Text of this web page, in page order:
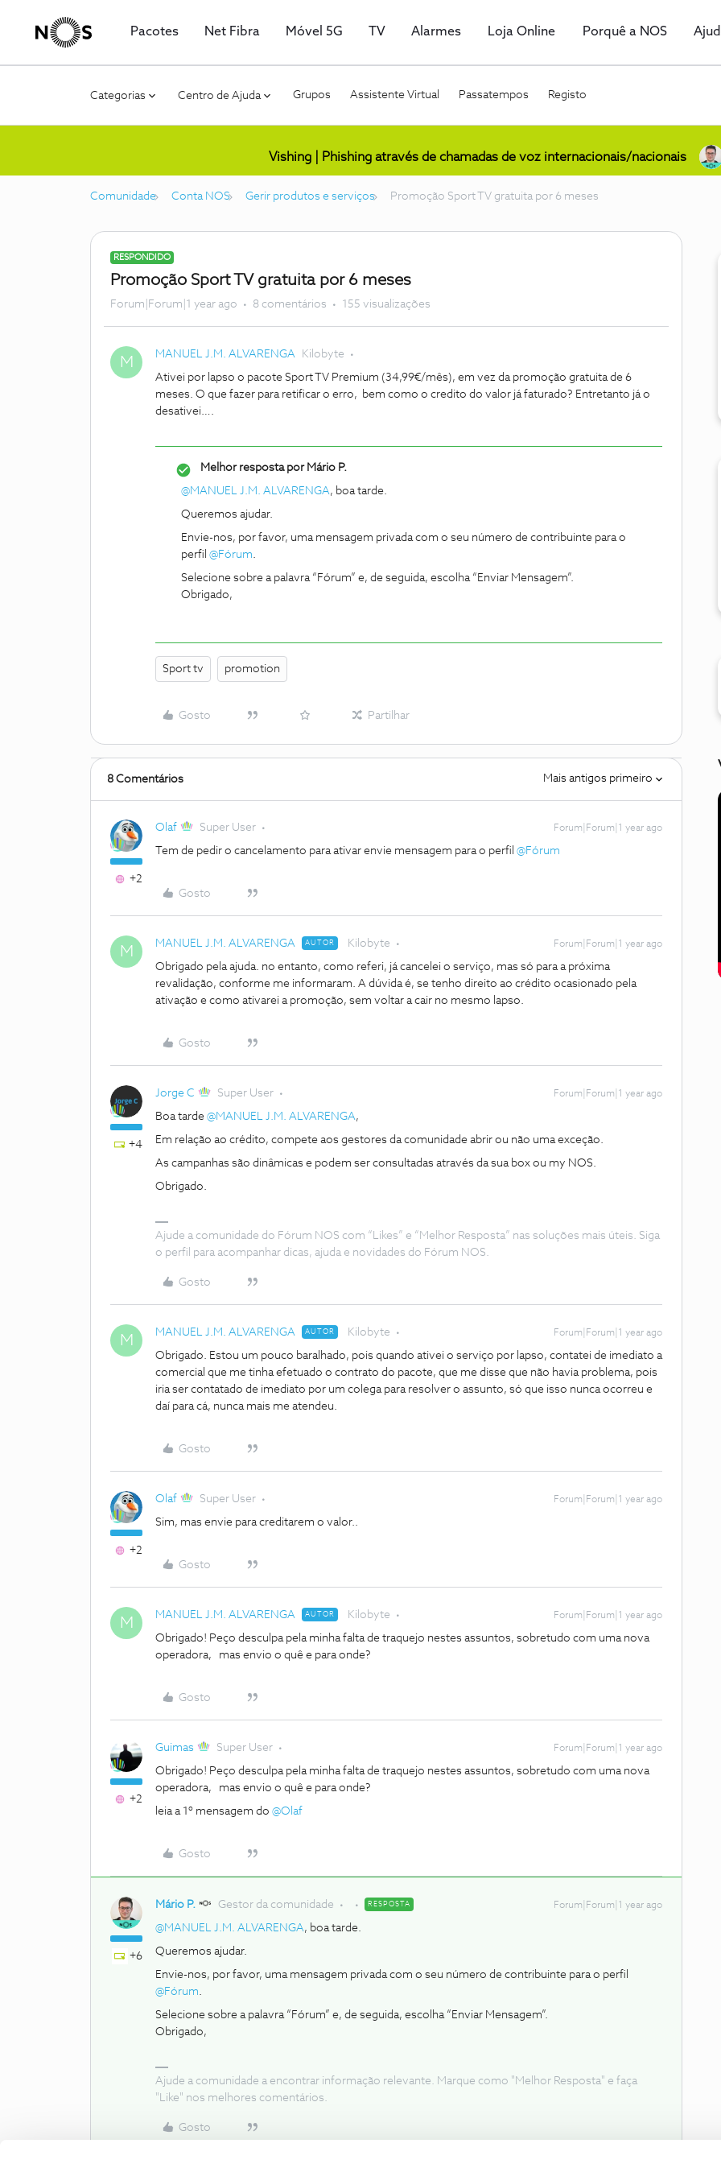
Pacotes Net Fibra Móvel 5G TV Alarmes Loja Online Porquê a NOS
Categorias Centro de Ajuda Grupos Assistente Virtual Passatempos Registo
Vishing | Phishing através de chamadas de voz internacionais/nacionais
Comunidade Conta NOS Gerir produtos e serviços Promoção Sport TV gratuita por 6 meses
RESPONDIDO
Promoção Sport TV gratuita por 6 meses
Forum|Forum|1 year ago 8 comentários 155 visualizações
M MANUEL J.M. ALVARENGA Kilobyte
Ativei por lapso o pacote Sport TV Premium (34,99€/mês), em vez da promoção gratuita de 6
meses. O que fazer para retificar o erro, bem como o credito do valor já faturado? Entretanto já o
desativei….
Melhor resposta porMário P.
@MANUEL J.M. ALVARENGA, boa tarde.
Queremos ajudar.
Envie-nos, por favor, uma mensagem privada com o seu número de contribuinte para o
perfil ​ @Fórum.
Selecione sobre a palavra “Fórum” e, de seguida, escolha “Enviar Mensagem”.
Obrigado,
Sport tv promotion
Gosto Partilhar
8 Comentários Mais antigos primeiro
+2
Olaf Super User Forum|Forum|1 year ago
Tem de pedir o cancelamento para ativar envie mensagem para o perfil ​ @Fórum
Gosto
M MANUEL J.M. ALVARENGA AUTOR Kilobyte Forum|Forum|1 year ago
Obrigado pela ajuda. no entanto, como referi, já cancelei o serviço, mas só para a próxima
revalidação, conforme me informaram. A dúvida é, se tenho direito ao crédito ocasionado pela
ativação e como ativarei a promoção, sem voltar a cair no mesmo lapso.
Gosto
+4
Jorge C Super User Forum|Forum|1 year ago
Boa tarde ​ @MANUEL J.M. ALVARENGA,
Em relação ao crédito, compete aos gestores da comunidade abrir ou não uma exceção.
As campanhas são dinâmicas e podem ser consultadas através da sua box ou my NOS.
Obrigado.
Ajude a comunidade do Fórum NOS com “Likes” e “Melhor Resposta” nas soluções mais úteis. Siga
o perfil para acompanhar dicas, ajuda e novidades do Fórum NOS.
Gosto
M MANUEL J.M. ALVARENGA AUTOR Kilobyte Forum|Forum|1 year ago
Obrigado. Estou um pouco baralhado, pois quando ativei o serviço por lapso, contatei de imediato a
comercial que me tinha efetuado o contrato do pacote, que me disse que não havia problema, pois
iria ser contatado de imediato por um colega para resolver o assunto, só que isso nunca ocorreu e
daí para cá, nunca mais me atendeu.
Gosto
+2
Olaf Super User Forum|Forum|1 year ago
Sim, mas envie para creditarem o valor..
Gosto
M MANUEL J.M. ALVARENGA AUTOR Kilobyte Forum|Forum|1 year ago
Obrigado! Peço desculpa pela minha falta de traquejo nestes assuntos, sobretudo com uma nova
operadora, mas envio o quê e para onde?
Gosto
+2
Guimas Super User Forum|Forum|1 year ago
Obrigado! Peço desculpa pela minha falta de traquejo nestes assuntos, sobretudo com uma nova
operadora, mas envio o quê e para onde?
leia a 1º mensagem do ​ @Olaf
Gosto
+6
Mário P. Gestor da comunidade RESPOSTA Forum|Forum|1 year ago
@MANUEL J.M. ALVARENGA, boa tarde.
Queremos ajudar.
Envie-nos, por favor, uma mensagem privada com o seu número de contribuinte para o perfil ​
@Fórum.
Selecione sobre a palavra “Fórum” e, de seguida, escolha “Enviar Mensagem”.
Obrigado,
Ajude a comunidade a encontrar informação relevante. Marque como "Melhor Resposta" e faça
"Like" nos melhores comentários.
Gosto